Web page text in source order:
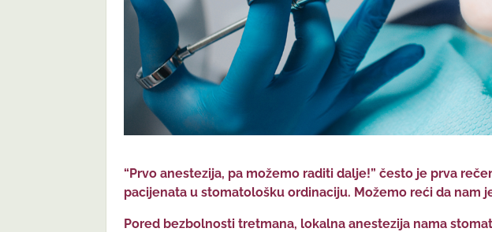
“Prvo anestezija, pa možemo raditi dalje!” često je prva
pacijenata u stomatološku ordinaciju. Možemo reći da nam
Pored bezbolnosti tretmana, lokalna anestezija nama